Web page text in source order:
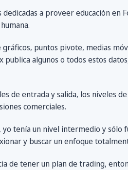
a proveer educación en
puntos pivote, medias
publica algunos o todos estos
de entrada y salida, los niveles
comerciales.
tenía un nivel intermedio y sólo
y buscar un enfoque
de tener un plan de trading,